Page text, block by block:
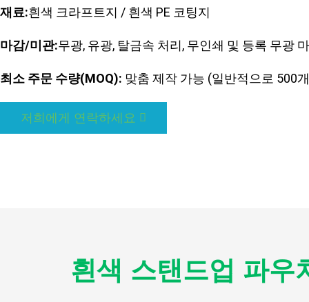
재료:흰색 크라프트지 / 흰색 PE 코팅지
마감/미관:무광, 유광, 탈금속 처리, 무인쇄 및 등록 무광
최소 주문 수량(MOQ): 맞춤 제작 가능 (일반적으로 500
저희에게 연락하세요
흰색 스탠드업 파우